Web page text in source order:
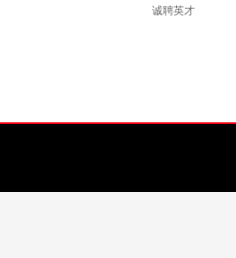
诚聘英才